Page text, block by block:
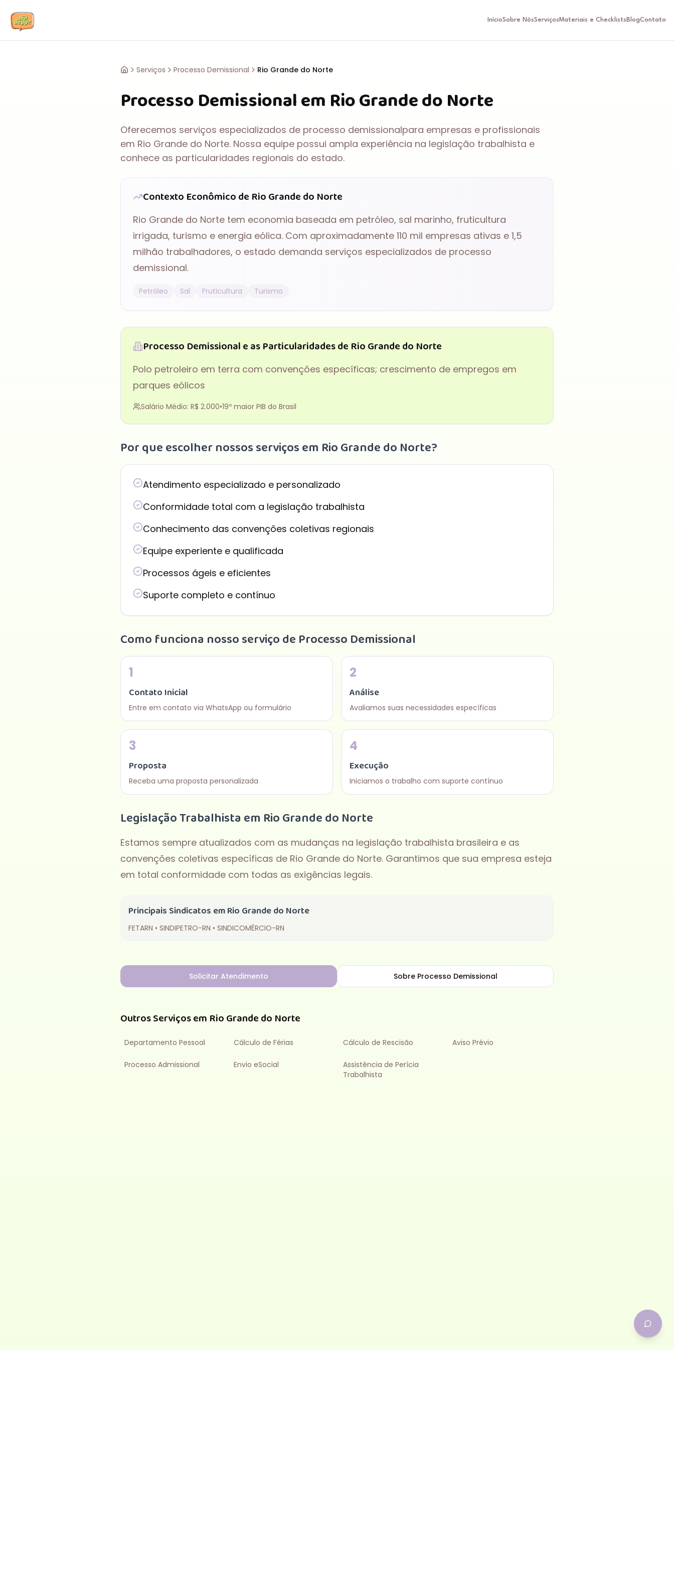
InícioSobre NósServiços Materiais e Checklists BlogContato
Serviços Processo Demissional Rio Grande do Norte
Processo Demissionalem Rio Grande do Norte
Oferecemos serviços especializados de processo demissionalpara empresas e profissionais
em Rio Grande do Norte. Nossa equipe possui ampla experiência na legislação trabalhista e
conhece as particularidades regionais do estado.
Contexto Econômico de Rio Grande do Norte
Rio Grande do Norte tem economia baseada em petróleo, sal marinho, fruticultura
irrigada, turismo e energia eólica. Com aproximadamente 110 mil empresas ativas e 1,5
milhão trabalhadores, o estado demanda serviços especializados de processo
demissional.
Petróleo Sal Fruticultura Turismo
Processo Demissionale as Particularidades de Rio Grande do Norte
Polo petroleiro em terra com convenções específicas; crescimento de empregos em
parques eólicos
Salário Médio: R$ 2.000•19º maior PIB do Brasil
Por que escolher nossos serviços em Rio Grande do Norte?
Atendimento especializado e personalizado
Conformidade total com a legislação trabalhista
Conhecimento das convenções coletivas regionais
Equipe experiente e qualificada
Processos ágeis e eficientes
Suporte completo e contínuo
Como funciona nosso serviço de Processo Demissional
1
Contato Inicial
Entre em contato via WhatsApp ou formulário
2
Análise
Avaliamos suas necessidades específicas
3
Proposta
Receba uma proposta personalizada
4
Execução
Iniciamos o trabalho com suporte contínuo
Legislação Trabalhista em Rio Grande do Norte
Estamos sempre atualizados com as mudanças na legislação trabalhista brasileira e as
convenções coletivas específicas de Rio Grande do Norte. Garantimos que sua empresa esteja
em total conformidade com todas as exigências legais.
Principais Sindicatos emRio Grande do Norte
FETARN • SINDIPETRO-RN • SINDICOMÉRCIO-RN
Solicitar Atendimento Sobre Processo Demissional
Outros Serviços em Rio Grande do Norte
Departamento Pessoal Cálculo de Férias Cálculo de Rescisão Aviso Prévio
Processo Admissional Envio eSocial
Assistência de Perícia
Trabalhista